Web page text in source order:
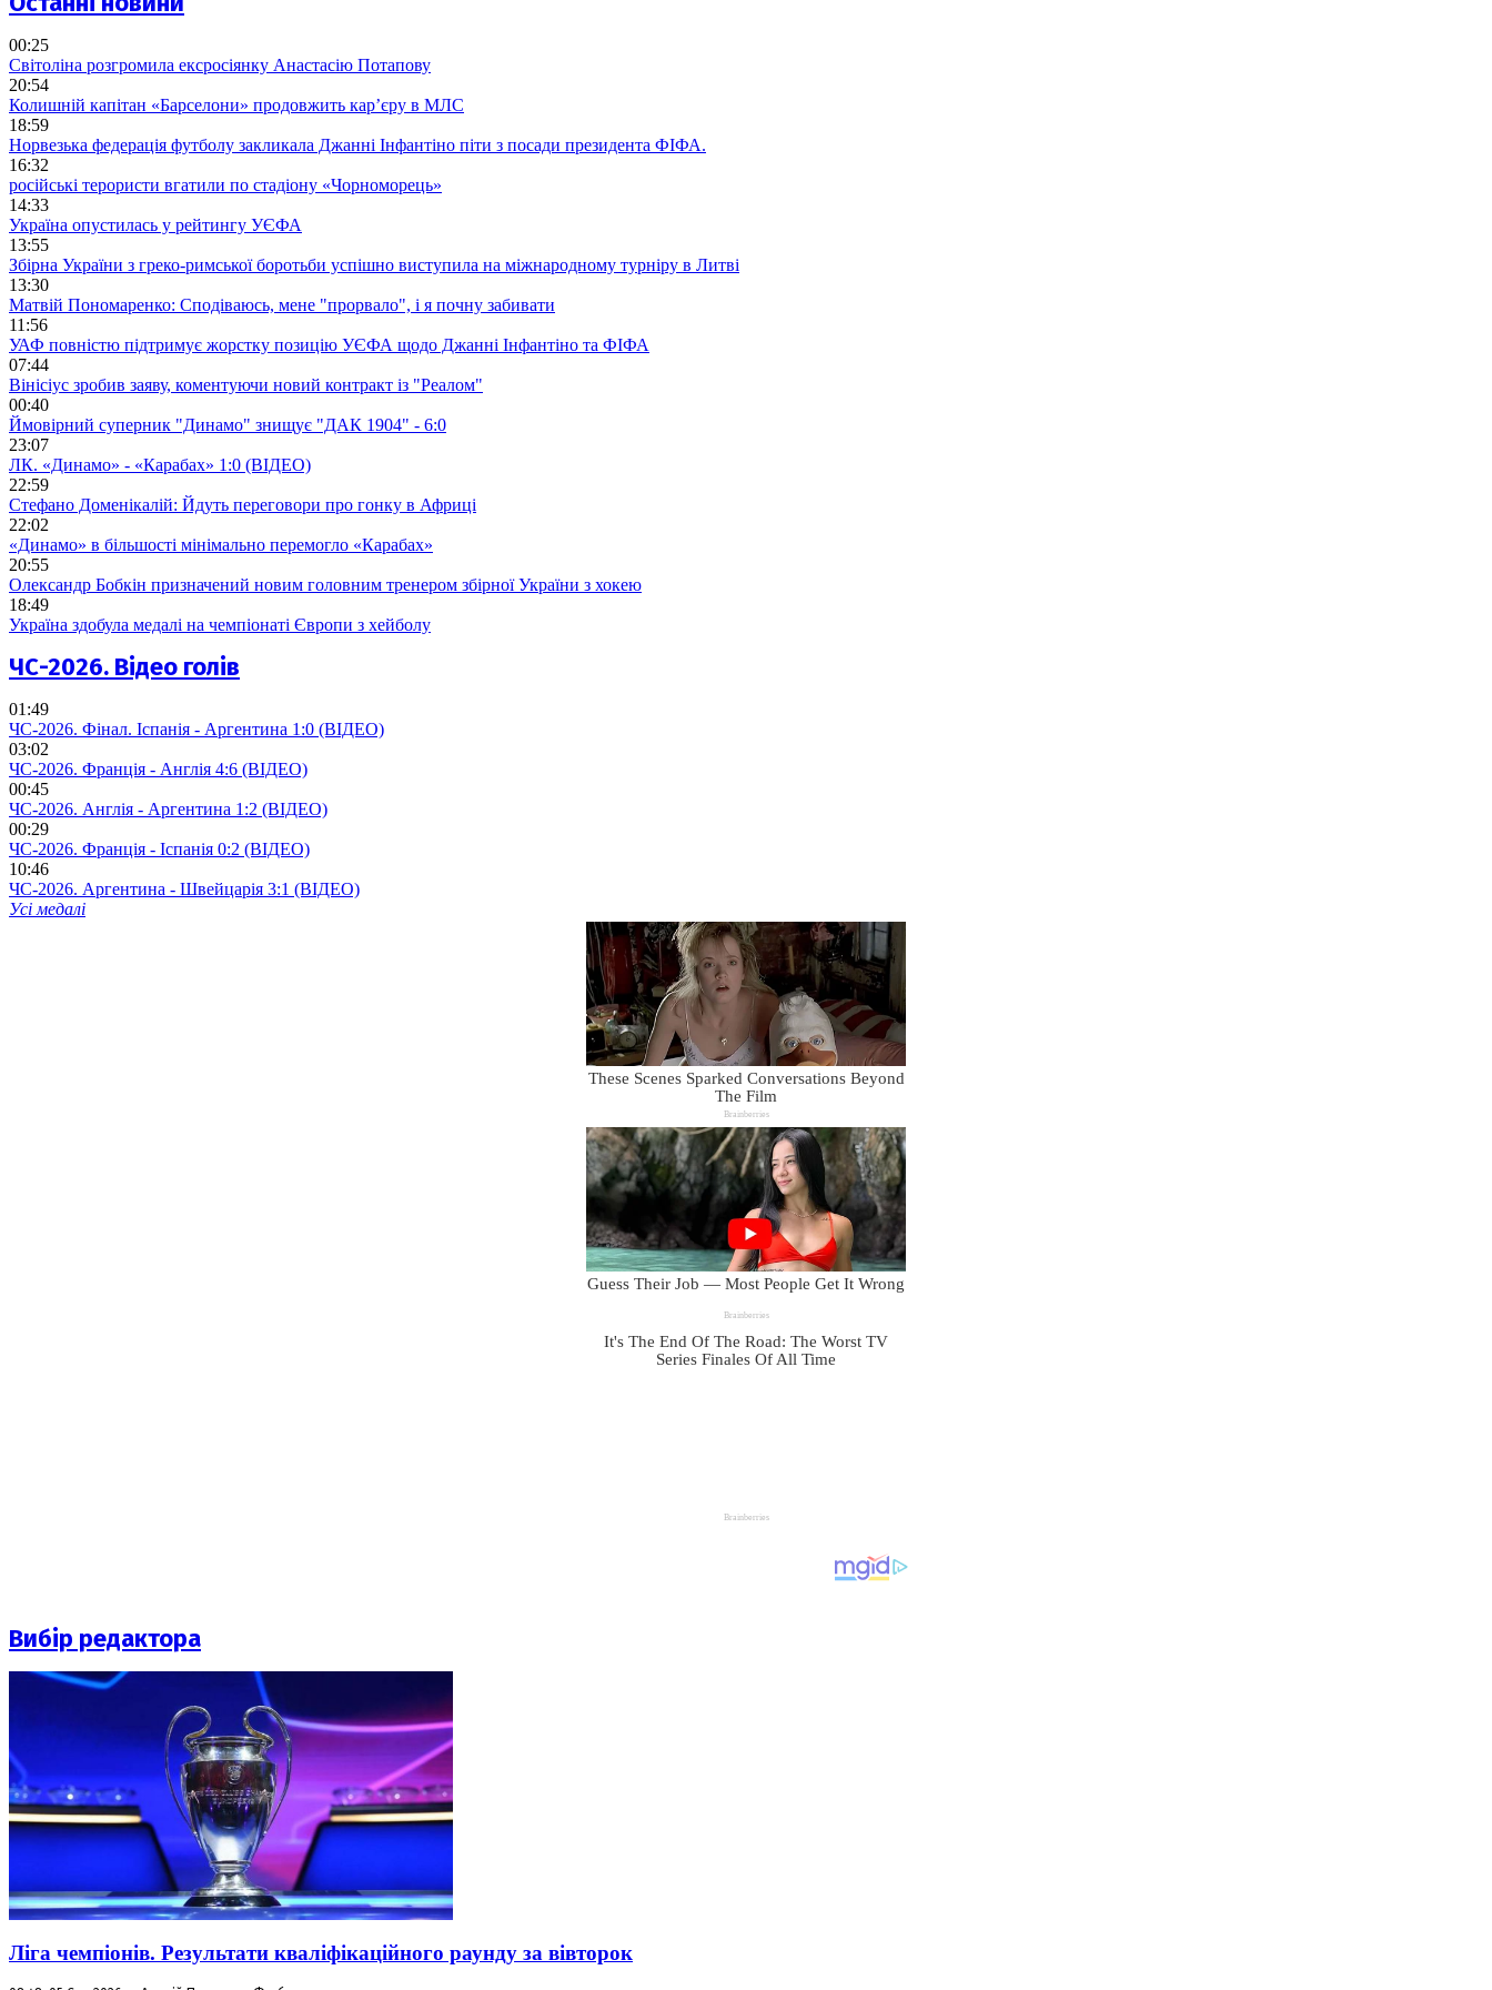
00:25
Світоліна розгромила ексросіянку Анастасію Потапову
20:54
Колишній капітан «Барселони» продовжить кар’єру в МЛС
18:59
Норвезька федерація футболу закликала Джанні Інфантіно піти з посади президента ФІФА.
16:32
російські терористи вгатили по стадіону «Чорноморець»
14:33
Україна опустилась у рейтингу УЄФА
13:55
Збірна України з греко-римської боротьби успішно виступила на міжнародному турніру в Литві
13:30
Матвій Пономаренко: Сподіваюсь, мене "прорвало", і я почну забивати
11:56
УАФ повністю підтримує жорстку позицію УЄФА щодо Джанні Інфантіно та ФІФА
07:44
Вінісіус зробив заяву, коментуючи новий контракт із "Реалом"
00:40
Ймовірний суперник "Динамо" знищує "ДАК 1904" - 6:0
23:07
ЛК. «Динамо» - «Карабах» 1:0 (ВІДЕО)
22:59
Стефано Доменікалій: Йдуть переговори про гонку в Африці
22:02
«Динамо» в більшості мінімально перемогло «Карабах»
20:55
Олександр Бобкін призначений новим головним тренером збірної України з хокею
18:49
Україна здобула медалі на чемпіонаті Європи з хейболу
ЧС-2026. Відео голів
01:49
ЧС-2026. Фінал. Іспанія - Аргентина 1:0 (ВІДЕО)
03:02
ЧС-2026. Франція - Англія 4:6 (ВІДЕО)
00:45
ЧС-2026. Англія - Аргентина 1:2 (ВІДЕО)
00:29
ЧС-2026. Франція - Іспанія 0:2 (ВІДЕО)
10:46
ЧС-2026. Аргентина - Швейцарія 3:1 (ВІДЕО)
Усі медалі
Вибір редактора
Ліга чемпіонів. Результати кваліфікаційного раунду за вівторок